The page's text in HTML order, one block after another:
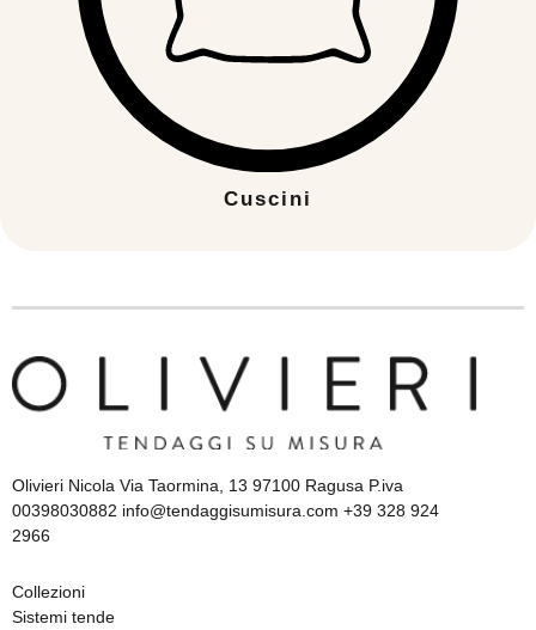
Cuscini
Olivieri Nicola Via Taormina, 13 97100 Ragusa P.iva
00398030882 info@tendaggisumisura.com +39 328 924
2966
Collezioni
Sistemi tende